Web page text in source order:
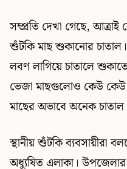
সম্প্রতি দেখা গেছে,
শুঁটকি মাছ শুকানোর
লবণ লাগিয়ে চাতালে
ভেজা মাছগুলোও কেউ কেউ
মাছের অভাবে অনেক
স্থানীয় শুঁটকি ব্যবসায়ীরা
অধ্যুষিত এলাকা। উপজেলার